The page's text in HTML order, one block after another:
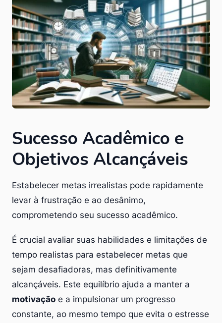
Sucesso Acadêmico e
Objetivos Alcançáveis
Estabelecer metas irrealistas pode rapidamente
levar à frustração e ao desânimo,
comprometendo seu sucesso acadêmico.
É crucial avaliar suas habilidades e limitações de
tempo realistas para estabelecer metas que
sejam desafiadoras, mas definitivamente
alcançáveis. Este equilíbrio ajuda a manter a
motivação e a impulsionar um progresso
constante, ao mesmo tempo que evita o estresse